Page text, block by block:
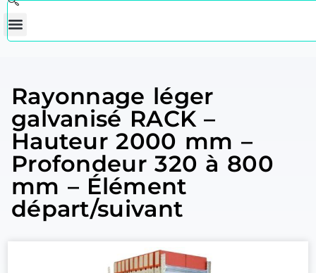
Rayonnage léger
galvanisé RACK –
Hauteur 2000 mm –
Profondeur 320 à 800
mm – Élément
départ/suivant